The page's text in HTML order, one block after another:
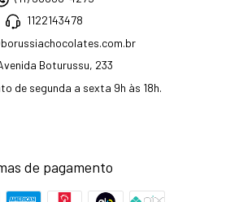
1122143478
Boturussu, 233
de segunda a sexta 9h às 18h.
de pagamento